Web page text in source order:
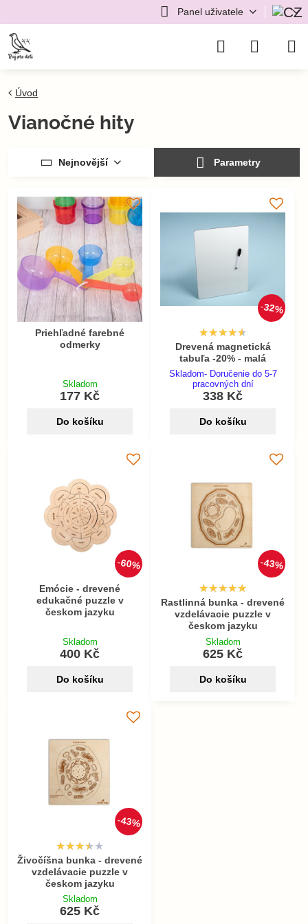
Panel uživatele
Úvod
Vianočné hity
Nejnovější Parametry
Priehľadné farebné
odmerky
Skladom
177 Kč
Do košíku
32%
Drevená magnetická
tabuľa -20% - malá
Skladom- Doručenie do 5-7
pracovných dní
338 Kč
Do košíku
60%
Emócie - drevené
edukačné puzzle v
českom jazyku
Skladom
400 Kč
Do košíku
43%
Rastlinná bunka - drevené
vzdelávacie puzzle v
českom jazyku
Skladom
625 Kč
Do košíku
43%
Živočíšna bunka - drevené
vzdelávacie puzzle v
českom jazyku
Skladom
625 Kč